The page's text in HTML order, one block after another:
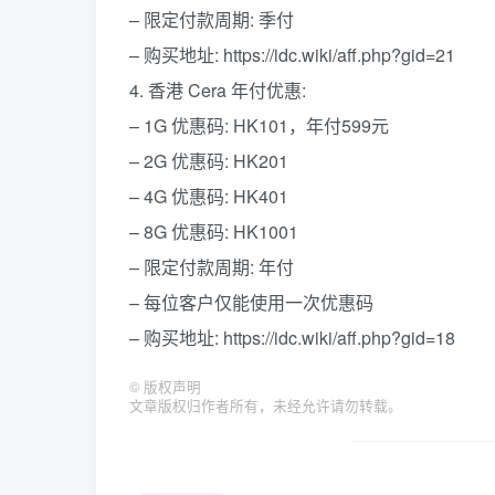
– 限定付款周期: 季付
– 购买地址: https://idc.wiki/aff.php?gid=21
4. 香港 Cera 年付优惠:
– 1G 优惠码: HK101，年付599元
– 2G 优惠码: HK201
– 4G 优惠码: HK401
– 8G 优惠码: HK1001
– 限定付款周期: 年付
– 每位客户仅能使用一次优惠码
– 购买地址: https://idc.wiki/aff.php?gid=18
© 版权声明
文章版权归作者所有，未经允许请勿转载。